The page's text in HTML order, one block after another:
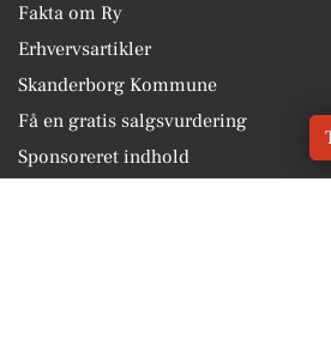
Fakta om Ry
Erhvervsartikler
Skanderborg Kommune
Få en gratis salgsvurdering
Sponsoreret indhold